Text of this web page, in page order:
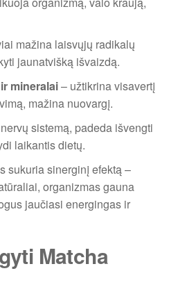
mažina laisvųjų radikalų
jaunatvišką išvaizdą.
mineralai– užtikrina visavertį
mažina nuovargį.
sistemą, padeda išvengti
laikantis dietų.
sukuria sinerginį efektą –
organizmas gauna
jaučiasi energingas ir
Matcha